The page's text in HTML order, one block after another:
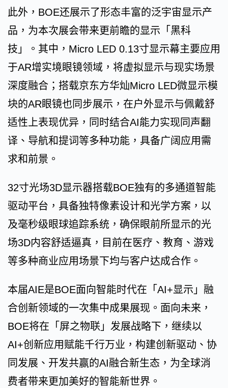
此外，BOE还展示了形态丰富的泛宇宙显示产
品，为本次展会带来更前瞻的显示「黑科
技」。其中，Micro LED 0.13寸显示幕主要应用
于AR增实境眼镜领域，将虚拟显示与现实场景
深度融合；搭载京东方华灿Micro LED微显示模
块的AR眼镜也同步展示，在户外显示与佩戴舒
适性上表现优异，同时结合AI能力实现同声翻
译、导航和提词等多种功能，具备广阔应用需
求和前景。
32寸光场3D显示器搭载BOE独有的多通道智能
驱动平台，具备独特像素设计和光学方案，以
及毫秒级眼球追踪系统，确保眼前所显示的光
场3D内容舒适逼真，目前在医疗、教育、游戏
等多种商业应用场景下均与客户达成合作。
本届AIE是BOE面向智能时代在「AI+显示」融
合创新领域的一次集中成果展现。面向未来，
BOE将在「屏之物联」发展战略下，继续以
AI+创新应用赋能千行万业，构建创新驱动、协
同发展、开发共赢的AI融合新生态，为全球消
费者带来更加美好的智能新世界。